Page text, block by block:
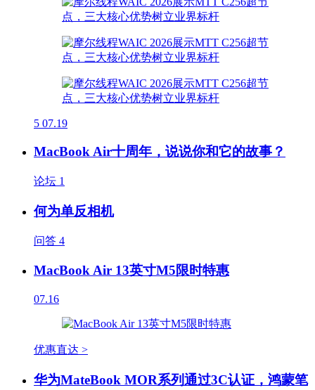
5 07.19
MacBook Air十周年，说说你和它的故事？
论坛 1
何为单反相机
问答 4
MacBook Air 13英寸M5限时特惠
07.16
优惠直达 >
华为MateBook MOR系列通过3C认证，鸿蒙笔